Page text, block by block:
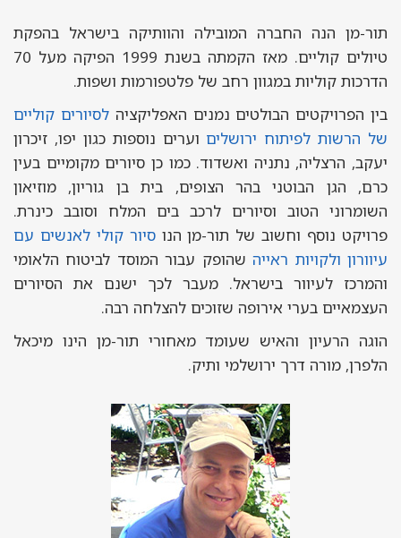
תור-מן הנה החברה המובילה והוותיקה בישראל בהפקת
טיולים קוליים. מאז הקמתה בשנת 1999 הפיקה מעל 70
הדרכות קוליות במגוון רחב של פלטפורמות ושפות.
בין הפרויקטים הבולטים נמנים האפליקציהלסיורים קוליים
של הרשות לפיתוח ירושלים וערים נוספות כגון יפו, זיכרון
יעקב, הרצליה, נתניה ואשדוד. כמו כן סיורים מקומיים בעין
כרם, הגן הבוטני בהר הצופים, בית בן גוריון, מוזיאון
השומרוני הטוב וסיורים לרכב בים המלח וסובב כינרת.
פרויקט נוסף וחשוב של תור-מן הנוסיור קולי לאנשים עם
עיוורון ולקויות ראייהשהופק עבור המוסד לביטוח הלאומי
והמרכז לעיוור בישראל. מעבר לכך ישנם את הסיורים
העצמאיים בערי אירופה שזוכים להצלחה רבה.
הוגה הרעיון והאיש שעומד מאחורי תור-מן הינו מיכאל
הלפרן, מורה דרך ירושלמי ותיק.